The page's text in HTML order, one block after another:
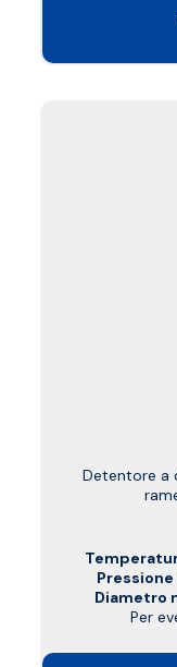
Detentore a
Diametro
Per